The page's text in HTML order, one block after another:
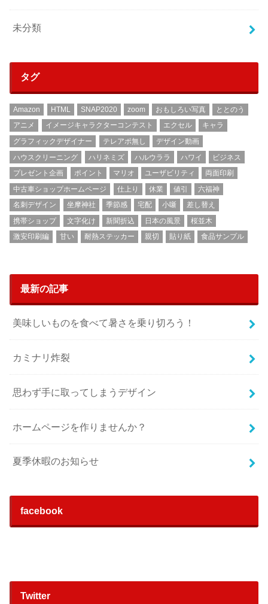
未分類
タグ
Amazon HTML SNAP2020 zoom おもしろい写真
ととのう
アニメ
イメージキャラクターコンテスト エクセル
キャラ
グラフィックデザイナー
テレアポ無し
デザイン動画
ハウスクリーニング
ハリネミズ ハルウララ ハワイ
ビジネス
プレゼント企画
ポイント マリオ ユーザビリティ
両面印刷
中古車ショップホームページ
仕上り 休業 値引
六福神
名刺デザイン
坐摩神社 季節感 宅配 小噺
差し替え
携帯ショップ
文字化け 新聞折込 日本の風景
桜並木
激安印刷編
甘い 耐熱ステッカー 親切 貼り紙 食品サンプル
最新の記事
美味しいものを食べて暑さを乗り切ろう！
カミナリ炸裂
思わず手に取ってしまうデザイン
ホームページを作りませんか？
夏季休暇のお知らせ
facebook
Twitter